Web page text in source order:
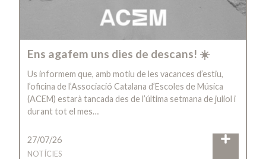
Ens agafem uns dies de descans! ☀️
Us informem que, amb motiu de les vacances d’estiu,
l’oficina de l’Associació Catalana d’Escoles de Música
(ACEM) estarà tancada des de l’última setmana de juliol i
durant tot el mes…
27/07/26
NOTÍCIES